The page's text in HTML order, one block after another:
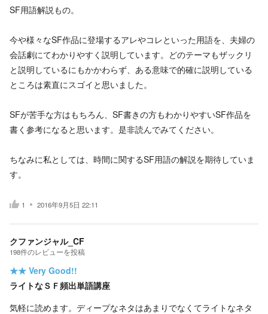
SF用語解説もの。
今や様々なSF作品に登場するアレやコレといった用語を、夫婦の
会話劇にてわかりやすく説明しています。どのテーマもザックリ
と説明しているにもかかわらず、ある意味で的確に説明している
ところは素直にスゴイと思いました。
SFが苦手な方はもちろん、SF書きの方もわかりやすいSF作品を
書く参考になると思います。是非読んでみてください。
ちなみに私としては、時間に関するSF用語の解説を期待していま
す。
1 2016年9月5日 22:11
クファンジャル_CF
198件のレビューを投稿
★★ Very Good!!
ライトなＳＦ頻出単語講座
気軽に読めます。ディープなネタはあまりでなくてライトなネタ